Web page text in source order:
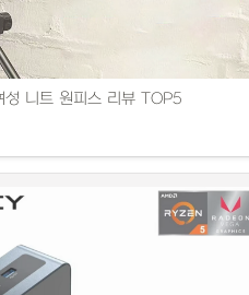
꼼꼼히 리뷰합니다.
니트 원피스 리뷰 TOP5